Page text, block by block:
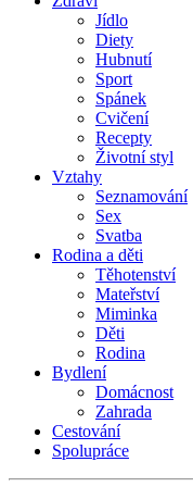
Jídlo
Diety
Hubnutí
Sport
Spánek
Cvičení
Recepty
Životní styl
Vztahy
Seznamování
Sex
Svatba
Rodina a děti
Těhotenství
Mateřství
Miminka
Děti
Rodina
Bydlení
Domácnost
Zahrada
Cestování
Spolupráce